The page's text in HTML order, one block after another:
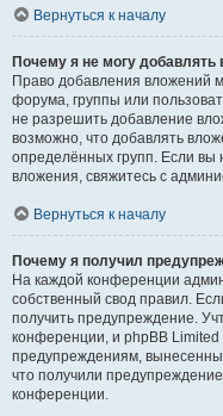
Вернуться к началу
Почему я не могу добавлять
Право добавления вложений
форума, группы или
не разрешить добавление
возможно, что добавлять
определённых групп. Если вы
вложения, свяжитесь с
Вернуться к началу
Почему я получил
На каждой конференции
собственный свод правил.
получить предупреждение.
конференции, и phpBB Limited
предупреждениям,
что получили
конференции.